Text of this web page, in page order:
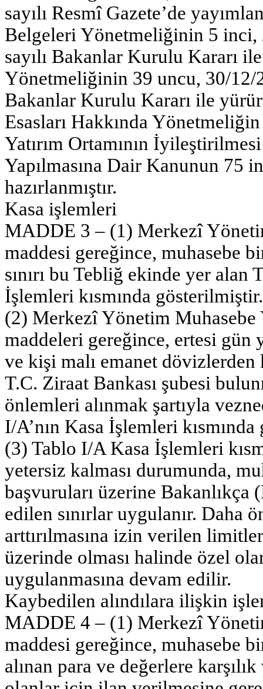
sayılı Resmî Gazete’de
Belgeleri Yönetmeliğinin 5
sayılı Bakanlar Kurulu Kararı
Yönetmeliğinin 39 uncu, 30/12/
Bakanlar Kurulu Kararı ile
Esasları Hakkında
Yatırım Ortamının
Yapılmasına Dair Kanunun 75
hazırlanmıştır.
Kasa işlemleri
MADDE 3 – (1) Merkezî
maddesi gereğince, muhasebe
sınırı bu Tebliğ ekinde yer
İşlemleri kısmında gösterilmiştir.
(2) Merkezî Yönetim
maddeleri gereğince, ertesi gün
ve kişi malı emanet
T.C. Ziraat Bankası şubesi
önlemleri alınmak şartıyla
I/A’nın Kasa İşlemleri
(3) Tablo I/A Kasa İşlemleri
yetersiz kalması durumunda,
başvuruları üzerine
edilen sınırlar uygulanır. Daha
arttırılmasına izin verilen
üzerinde olması halinde özel
uygulanmasına devam edilir.
Kaybedilen alındılara ilişkin
MADDE 4 – (1) Merkezî
maddesi gereğince, muhasebe
alınan para ve değerlere